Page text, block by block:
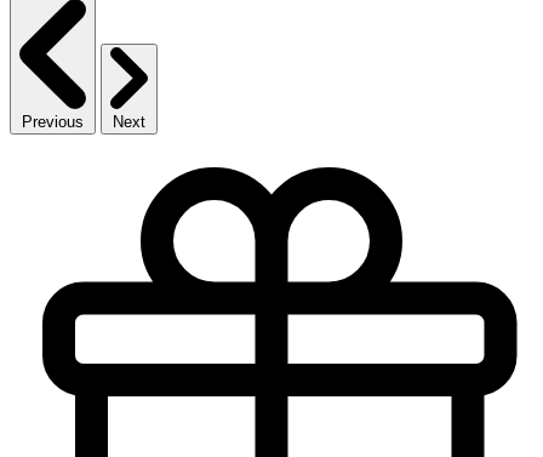
Previous Next